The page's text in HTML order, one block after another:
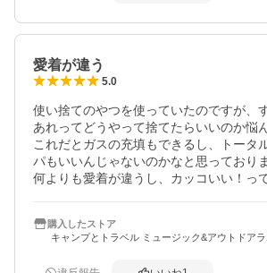
愛着が違う
5.0
使い捨てのやつを使っていたのですが、
あれってどうやって捨てたらいいのか悩
これだとガスの充填もできるし、トータ
パもいいんじゃないのかなと思っておりま
何よりも愛着が違うし、カッコいい！っ
購入したストア
キャンプとトラベル ミュージック&アウトドアラ